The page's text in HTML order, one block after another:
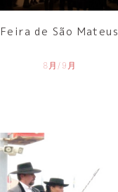
Feira de São Mateus
8月/9月